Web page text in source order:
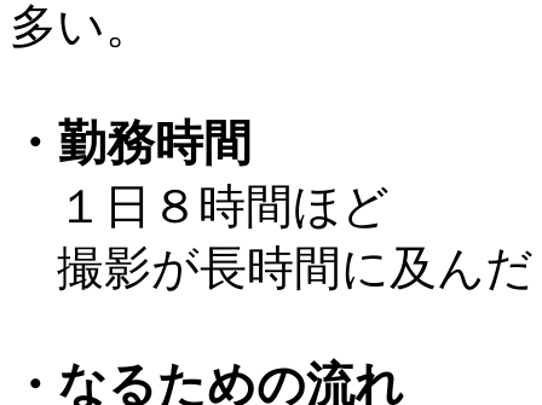
多い。
・勤務時間
１日８時間ほど
撮影が長時間に及ん
・なるための流れ